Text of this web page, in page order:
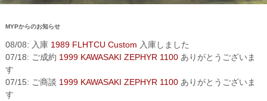
MYPからのお知らせ
08/08: 入庫 1989 FLHTCU Custom 入庫しました
07/18: ご成約 1999 KAWASAKI ZEPHYR 1100ありがとうございま
す
07/15: ご商談 1999 KAWASAKI ZEPHYR 1100ありがとうございま
す